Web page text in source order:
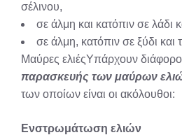
σέλινου,
σε άλμη και κατόπιν σε λάδι
σε άλμη, κατόπιν σε ξύδι και
Μαύρες ελιέςΥπάρχουν
παρασκευής των μαύρων
των οποίων είναι οι ακόλουθοι:
Ενστρωμάτωση ελιών